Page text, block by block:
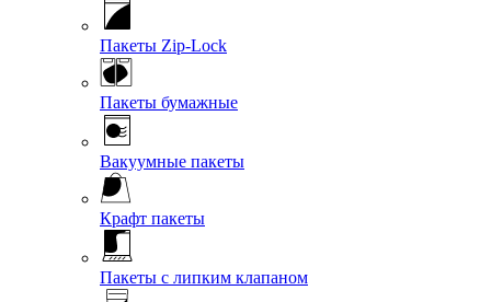
Пакеты Zip-Lock
Пакеты бумажные
Вакуумные пакеты
Крафт пакеты
Пакеты с липким клапаном